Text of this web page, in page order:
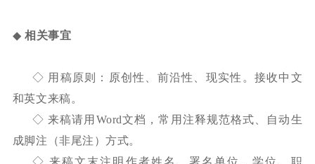
◆ 相关事宜
◇ 用稿原则：原创性、前沿性、现实性。接收中文
和英文来稿。
◇ 来稿请用 Word文档，常用注释规范格式、自动生
成脚注（非尾注）方式。
◇ 来稿文末注明作者姓名、署名单位、学位、职